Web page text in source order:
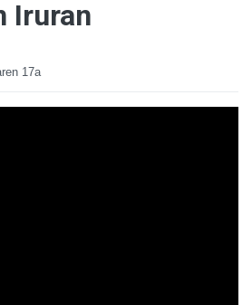
Iruran
17a